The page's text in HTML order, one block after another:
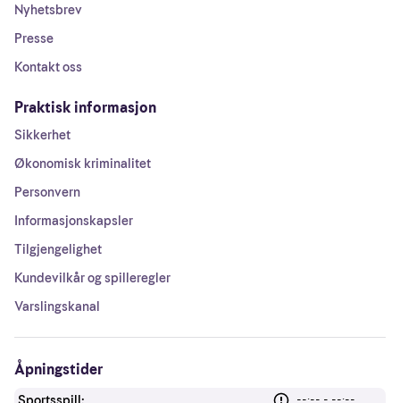
Nyhetsbrev
Presse
Kontakt oss
Praktisk informasjon
Sikkerhet
Økonomisk kriminalitet
Personvern
Informasjonskapsler
Tilgjengelighet
Kundevilkår og spilleregler
Varslingskanal
Åpningstider